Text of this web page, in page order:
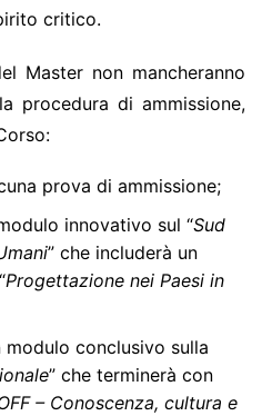
critico.
Master non mancheranno
procedura di ammissione,
prova di ammissione;
innovativo sul “Sud
” che includerà un
Progettazione nei Paesi in
modulo conclusivo sulla
” che terminerà con
– Conoscenza, cultura e